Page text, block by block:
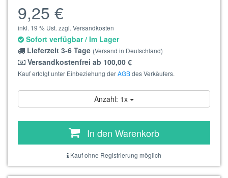
9,25 €
inkl. 19 % Ust. zzgl. Versandkosten
Sofort verfügbar / Im Lager
Lieferzeit 3-6 Tage (Versand in Deutschland)
Versandkostenfrei ab 100,00 €
Kauf erfolgt unter Einbeziehung derAGBdes Verkäufers.
Anzahl: 1x
In den Warenkorb
Kauf ohne Registrierung möglich